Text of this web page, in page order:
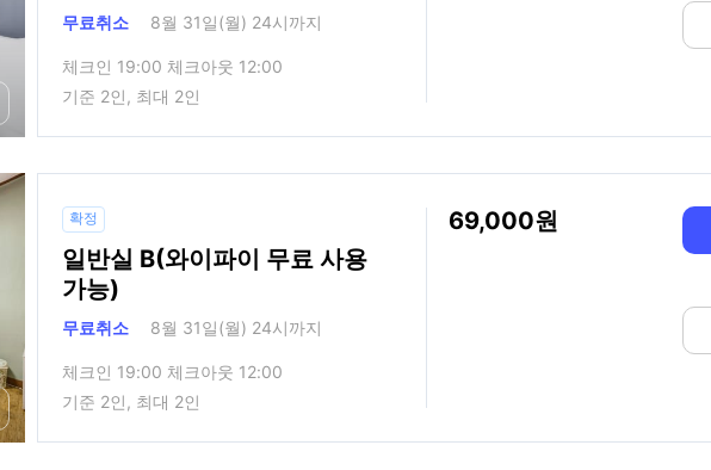
무료취소 8월 31일(월) 24시까지
체크인 19:00 체크아웃 12:00
기준 2인, 최대 2인
확정
일반실 B(와이파이 무료 사용
가능)
무료취소 8월 31일(월) 24시까지
체크인 19:00 체크아웃 12:00
기준 2인, 최대 2인
69,000